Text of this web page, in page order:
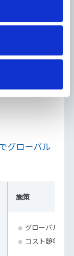
ィング活動、研究開
グローバル
施策
グローバル市
コスト競争力